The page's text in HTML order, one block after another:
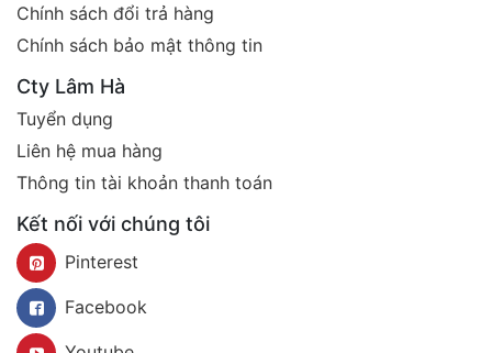
Chính sách đổi trả hàng
Chính sách bảo mật thông tin
Cty Lâm Hà
Tuyển dụng
Liên hệ mua hàng
Thông tin tài khoản thanh toán
Kết nối với chúng tôi
Pinterest
Facebook